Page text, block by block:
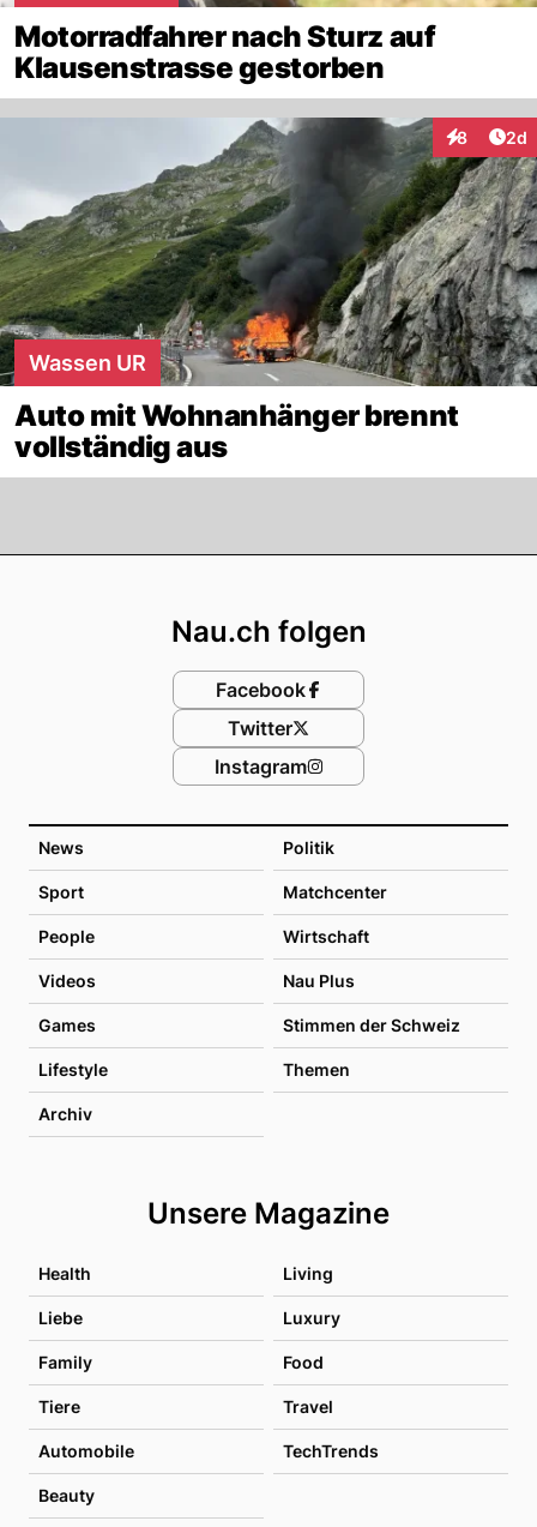
Motorradfahrer nach Sturz auf
Klausenstrasse gestorben
8 2d
Wassen UR
Auto mit Wohnanhänger brennt
vollständig aus
News Politik
Sport Matchcenter
People Wirtschaft
Videos Nau Plus
Games Stimmen der Schweiz
Lifestyle Themen
Archiv
Unsere Magazine
Health Living
Liebe Luxury
Family Food
Tiere Travel
Automobile TechTrends
Beauty
Nau.ch folgen
Facebook
Twitter
Instagram